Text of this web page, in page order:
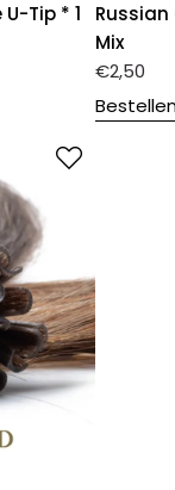
Tip * 1
Russian
Mix
€2,50